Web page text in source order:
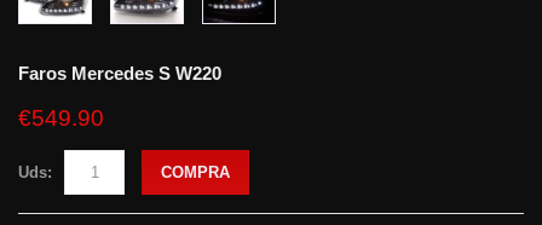
Faros Mercedes S W220
€549.90
Uds: COMPRA